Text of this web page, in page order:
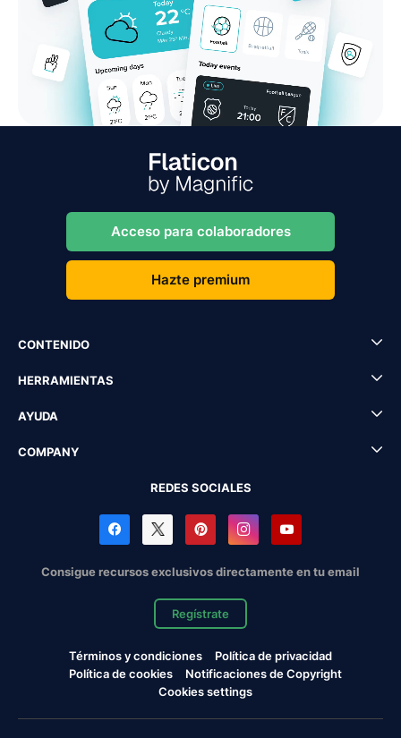
Acceso para colaboradores
Hazte premium
CONTENIDO
HERRAMIENTAS
AYUDA
COMPANY
REDES SOCIALES
Consigue recursos exclusivos directamente en tu email
Regístrate
Términos y condiciones
Política de privacidad
Política de cookies
Notificaciones de Copyright
Cookies settings